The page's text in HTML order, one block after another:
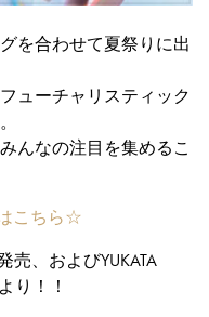
を合わせて夏祭りに出
ューチャリスティック
んなの注目を集めるこ
こちら☆
売、およびYUKATA
り！！